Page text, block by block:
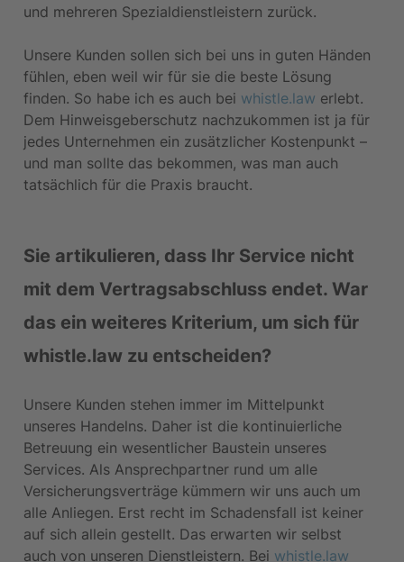
und mehreren Spezialdienstleistern zurück.
Unsere Kunden sollen sich bei uns in guten Händen
fühlen, eben weil wir für sie die beste Lösung
finden. So habe ich es auch bei whistle.law erlebt.
Dem Hinweisgeberschutz nachzukommen ist ja für
jedes Unternehmen ein zusätzlicher Kostenpunkt –
und man sollte das bekommen, was man auch
tatsächlich für die Praxis braucht.
Sie artikulieren, dass Ihr Service nicht
mit dem Vertragsabschluss endet. War
das ein weiteres Kriterium, um sich für
whistle.law zu entscheiden?
Unsere Kunden stehen immer im Mittelpunkt
unseres Handelns. Daher ist die kontinuierliche
Betreuung ein wesentlicher Baustein unseres
Services. Als Ansprechpartner rund um alle
Versicherungsverträge kümmern wir uns auch um
alle Anliegen. Erst recht im Schadensfall ist keiner
auf sich allein gestellt. Das erwarten wir selbst
auch von unseren Dienstleistern. Bei whistle.law